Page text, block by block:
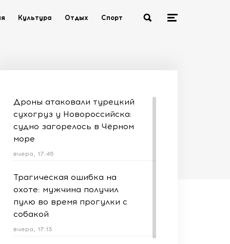
Культура Отдых Спорт
Дроны атаковали турецкий
сухогруз у Новороссийска:
судно загорелось в Чёрном
море
вчера, 17:46
Трагическая ошибка на
охоте: мужчина получил
пулю во время прогулки с
собакой
вчера, 17:13